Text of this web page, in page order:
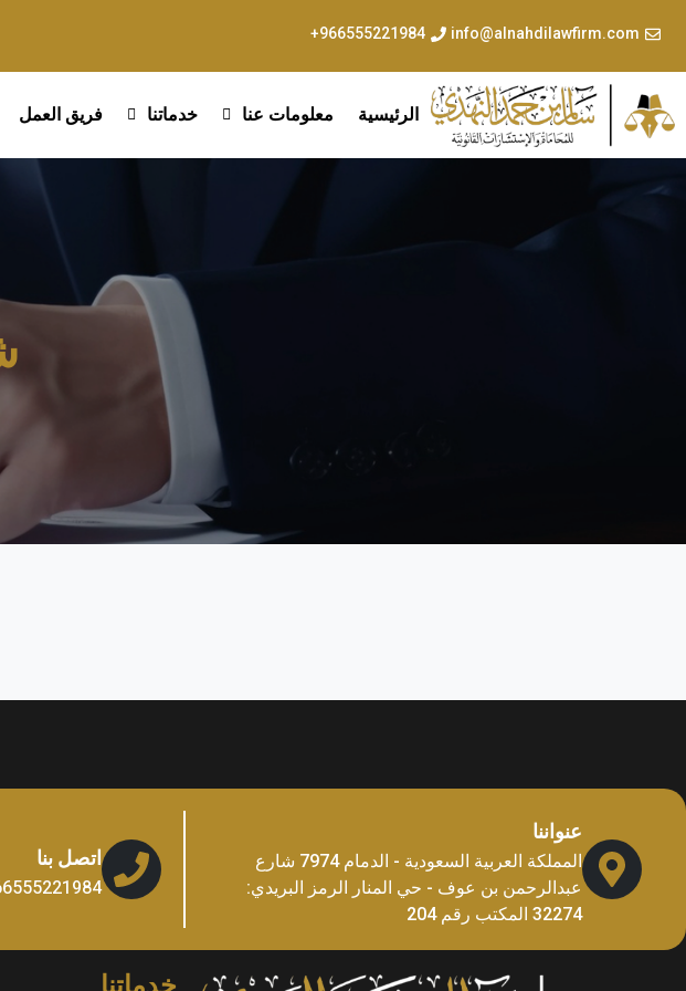
info@alnahdilawfirm.com
966555221984+
الرئيسية معلومات عنا خدماتنا فريق العمل
عنواننا
المملكة العربية السعودية - الدمام 7974 شارع
عبدالرحمن بن عوف - حي المنار الرمز البريدي:
32274 المكتب رقم 204
اتصل بنا